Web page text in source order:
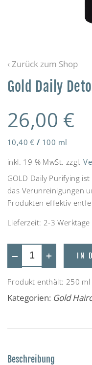
‹ Zurück zum Shop
Gold Daily
26,00 €
10,40€ / 100 ml
inkl. 19 % MwSt. zzgl.
GOLD Daily Purifying
das Verunreinigungen
Produkten effektiv
Lieferzeit: 2-3 Werktage
+
— IN
Produkt enthält: 250 ml
Kategorien: Gold
Beschreibung